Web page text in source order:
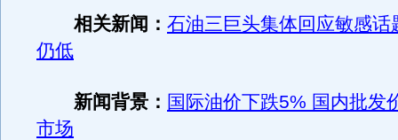
相关新闻： 石油三巨头集体回应敏感话
仍低
新闻背景： 国际油价下跌5% 国内批发
市场